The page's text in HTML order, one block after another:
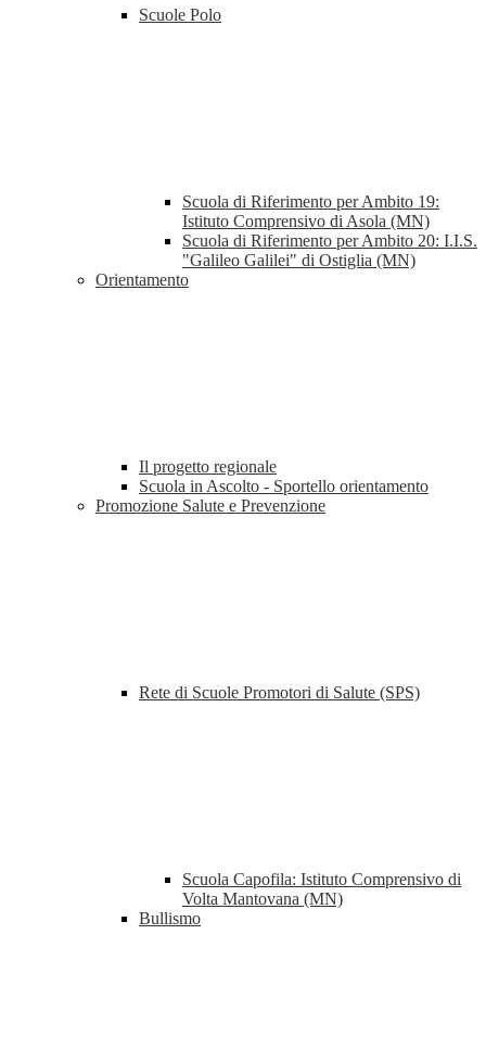
Scuole Polo
Scuola di Riferimento per Ambito 19:
Istituto Comprensivo di Asola (MN)
Scuola di Riferimento per Ambito 20: I.I.S.
"Galileo Galilei" di Ostiglia (MN)
Orientamento
Il progetto regionale
Scuola in Ascolto - Sportello orientamento
Promozione Salute e Prevenzione
Rete di Scuole Promotori di Salute (SPS)
Scuola Capofila: Istituto Comprensivo di
Volta Mantovana (MN)
Bullismo